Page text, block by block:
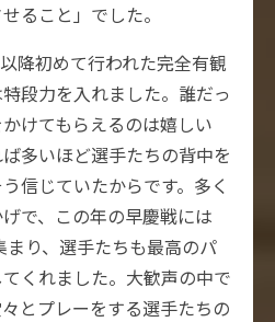
ること」でした。
降初めて行われた完全有観
段力を入れました。誰だっ
けてもらえるのは嬉しい
多いほど選手たちの背中を
信じていたからです。多く
で、この年の早慶戦には
り、選手たちも最高のパ
くれました。大歓声の中で
とプレーをする選手たちの